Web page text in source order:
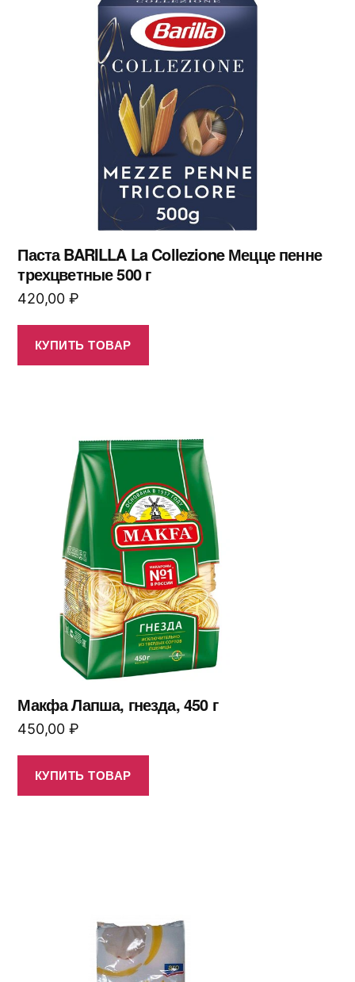
Паста BARILLA La Collezione Мецце пенне
трехцветные 500 г
420,00 ₽
КУПИТЬ ТОВАР
Макфа Лапша, гнезда, 450 г
450,00 ₽
КУПИТЬ ТОВАР